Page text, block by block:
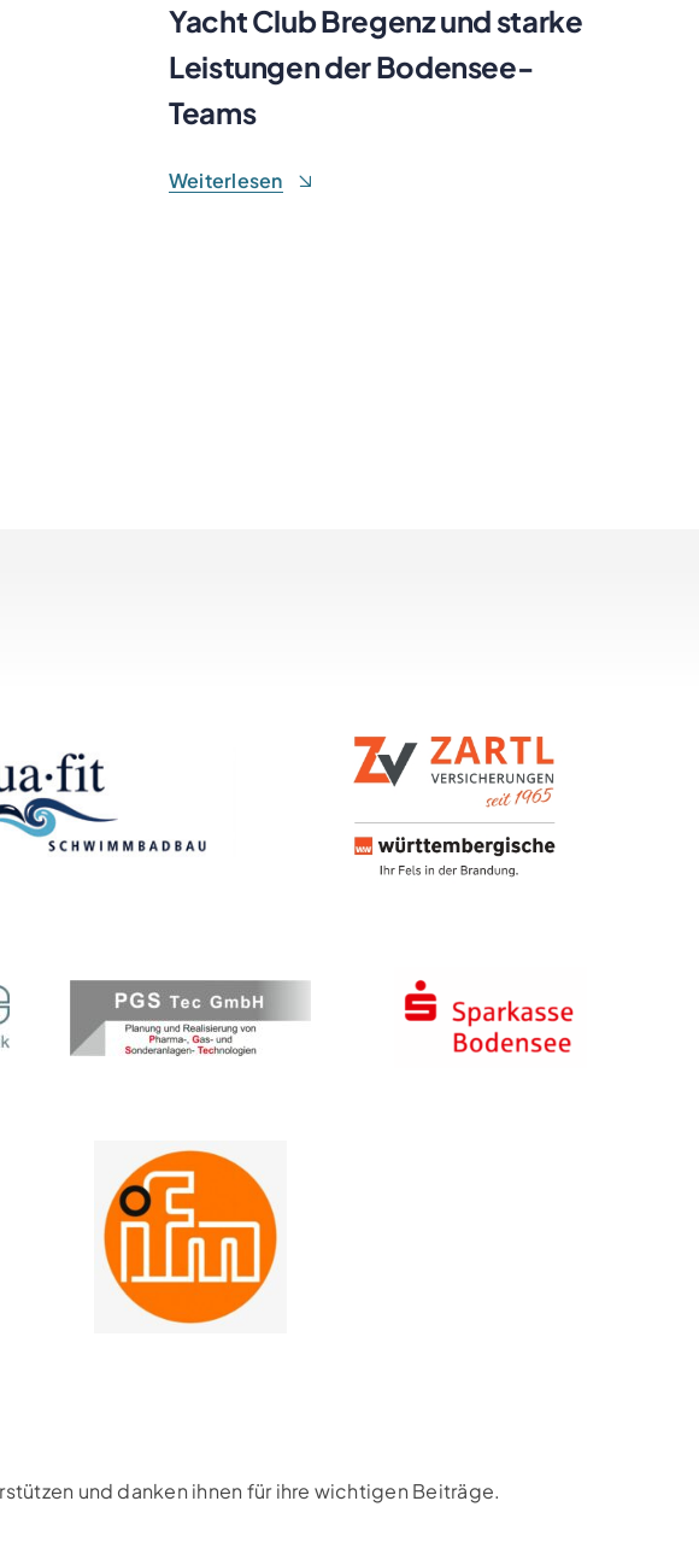
Yacht Club Bregenz und starke
Leistungen der Bodensee-
Teams
Weiterlesen
und danken ihnen für ihre wichtigen Beiträge.